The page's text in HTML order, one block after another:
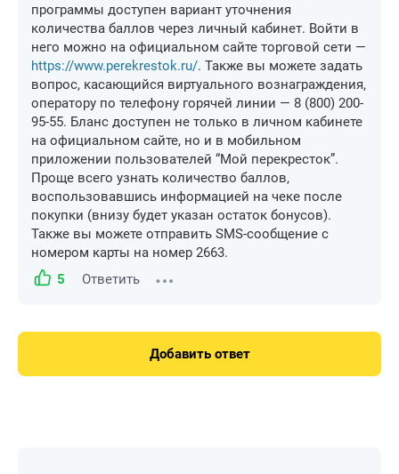
программы доступен вариант уточнения
количества баллов через личный кабинет. Войти в
него можно на официальном сайте торговой сети —
https://www.perekrestok.ru/. Также вы можете задать
вопрос, касающийся виртуального вознаграждения,
оператору по телефону горячей линии — 8 (800) 200-
95-55. Бланс доступен не только в личном кабинете
на официальном сайте, но и в мобильном
приложении пользователей “Мой перекресток”.
Проще всего узнать количество баллов,
воспользовавшись информацией на чеке после
покупки (внизу будет указан остаток бонусов).
Также вы можете отправить SMS-сообщение с
номером карты на номер 2663.
5
Ответить
Добавить ответ